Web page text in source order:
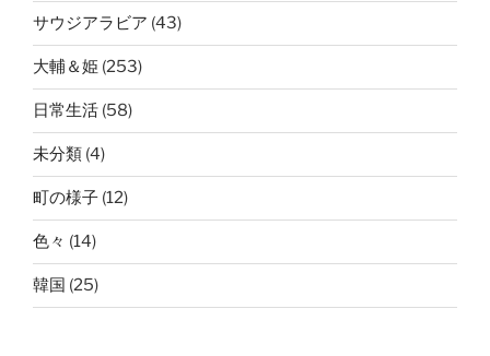
サウジアラビア (43)
大輔＆姫 (253)
日常生活 (58)
未分類 (4)
町の様子 (12)
色々 (14)
韓国 (25)